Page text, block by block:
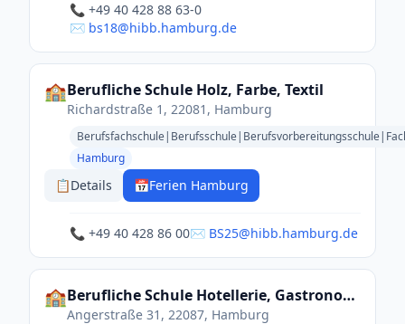
📞 +49 40 428 88 63-0
✉️ bs18@hibb.hamburg.de
🏫Berufliche Schule Holz, Farbe, Textil
Richardstraße 1, 22081, Hamburg
Hamburg
📋Details 📅Ferien Hamburg
📞 +49 40 428 86 00✉️ BS25@hibb.hamburg.de
🏫 Berufliche Schule Hotellerie, Gastronomie und Lebensmittelhandwerk
Angerstraße 31, 22087, Hamburg